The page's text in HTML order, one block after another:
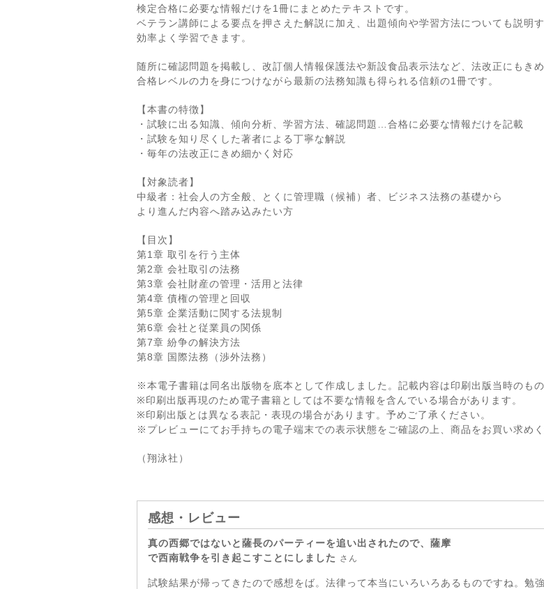
検定合格に必要な情報だけを1冊にまとめたテキストです。
ベテラン講師による要点を押さえた解説に加え、出題傾向や学習方法についても説明す
効率よく学習できます。
随所に確認問題を掲載し、改訂個人情報保護法や新設食品表示法など、法改正にもきめ
合格レベルの力を身につけながら最新の法務知識も得られる信頼の1冊です。
【本書の特徴】
・試験に出る知識、傾向分析、学習方法、確認問題…合格に必要な情報だけを記載
・試験を知り尽くした著者による丁寧な解説
・毎年の法改正にきめ細かく対応
【対象読者】
中級者：社会人の方全般、とくに管理職（候補）者、ビジネス法務の基礎から
より進んだ内容へ踏み込みたい方
【目次】
第1章 取引を行う主体
第2章 会社取引の法務
第3章 会社財産の管理・活用と法律
第4章 債権の管理と回収
第5章 企業活動に関する法規制
第6章 会社と従業員の関係
第7章 紛争の解決方法
第8章 国際法務（渉外法務）
※本電子書籍は同名出版物を底本として作成しました。記載内容は印刷出版当時のもの
※印刷出版再現のため電子書籍としては不要な情報を含んでいる場合があります。
※印刷出版とは異なる表記・表現の場合があります。予めご了承ください。
※プレビューにてお手持ちの電子端末での表示状態をご確認の上、商品をお買い求めく
（翔泳社）
感想・レビュー
真の西郷ではないと薩長のパーティーを追い出されたので、薩摩
で西南戦争を引き起こすことにしました さん
試験結果が帰ってきたので感想をば。法律って本当にいろいろあるものですね。勉